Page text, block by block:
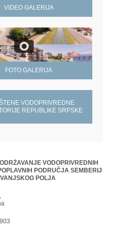
VIDEO GALERIJA
FOTO GALERIJA
VODOPRIVREDNE
REPUBLIKE SRPSKE
VODOPRIVREDNIH
PODRUČJA SEMBERIJE,
POLJA